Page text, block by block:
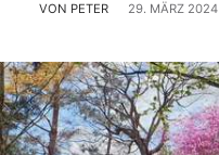
VON PETER 29. MÄRZ 2024